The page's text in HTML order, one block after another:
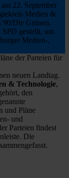
22. September
Medien &
90/Die Grünen,
gestellt, um
Medien-,
neuen Landtag.
& Technologie,
den
und Pläne
und
Parteien findest
Die